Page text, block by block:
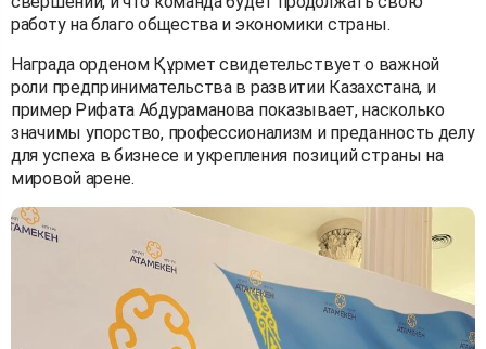
работу на благо общества и экономики страны.
Награда орденом Құрмет свидетельствует о важной
роли предпринимательства в развитии Казахстана, и
пример Рифата Абдураманова показывает, насколько
значимы упорство, профессионализм и преданность делу
для успеха в бизнесе и укрепления позиций страны на
мировой арене.